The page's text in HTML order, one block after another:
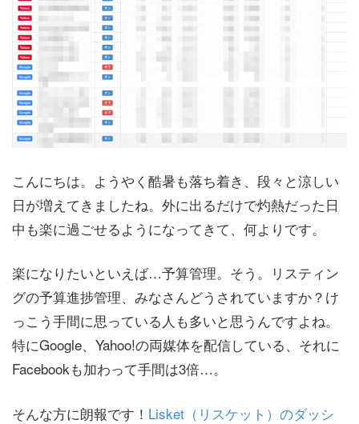
お問い合わせ
こんにちは。ようやく酷暑も落ち着き、段々と涼しい
日が増えてきましたね。外に出るだけで灼熱だった日
中も楽に過ごせるようになってきて、何よりです。
楽になりたいといえば…予算管理。そう。リスティン
グの予算進捗管理、みなさんどうされていますか？け
っこう手間に思っている人も多いと思うんですよね。
特にGoogle、Yahoo!の両媒体を配信している、それに
Facebookも加わって手間は3倍…。
そんな方に朗報です！ Lisket（リスケット）のダッシ